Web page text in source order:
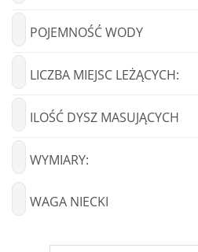
POJEMNOŚĆ WODY
LICZBA MIEJSC LEŻĄCYCH:
ILOŚĆ DYSZ MASUJĄCYCH
WYMIARY:
WAGA NIECKI